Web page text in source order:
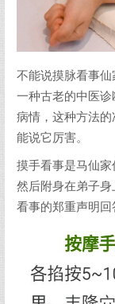
不能说摸脉看事
一种古老的中医
病情，这种方法
能说它厉害。
摸手看事是马仙家
然后附身在弟子
看事的郑重声明回